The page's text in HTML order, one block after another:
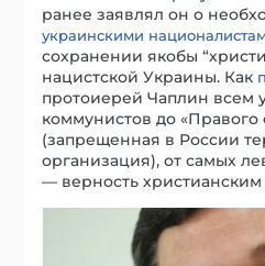
ранее заявлял он о
украинскими
сохранении якобы
нацистской Украины. Как
протоиерей Чаплин всем
коммунистов до «Правого
(запрещенная в России
организация), от самых
— верность